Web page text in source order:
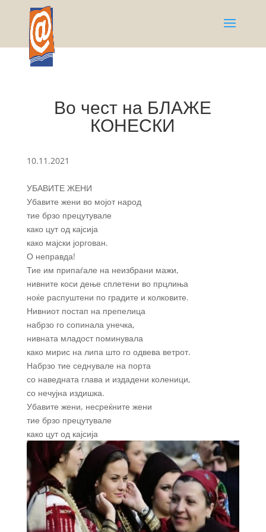
Во чест на БЛАЖЕ
КОНЕСКИ
10.11.2021
УБАВИТЕ ЖЕНИ
Убавите жени во мојот народ
тие брзо прецутувале
како цут од кајсија
како мајски јоргован.
О неправда!
Тие им припаѓале на неизбрани мажи,
нивните коси дење сплетени во прцлиња
ноќе распуштени по градите и колковите.
Нивниот постап на препелица
набрзо го сопинала унечка,
нивната младост поминувала
како мирис на липа што го одвева ветрот.
Набрзо тие седнувале на порта
со наведната глава и издадени коленици,
со нечујна издишка.
Убавите жени, несреќните жени
тие брзо прецутувале
како цут од кајсија